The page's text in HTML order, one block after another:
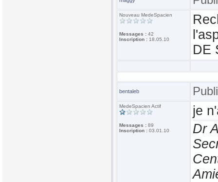
Nouveau MedeSpacien
Messages : 42
Inscription : 18.05.10
DE
bentaleb
MedeSpacien Actif
Messages : 89
Inscription : 03.01.10
je
Dr